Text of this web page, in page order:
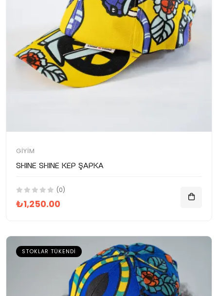
GIYIM
SHINE SHINE Kep Şapka
(0)
₺1,250.00
STOKLAR TÜKENDI